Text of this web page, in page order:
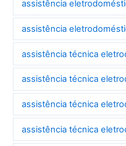
assistência
assistência
assistência técnica
assistência técnica
assistência técnica
assistência técnica